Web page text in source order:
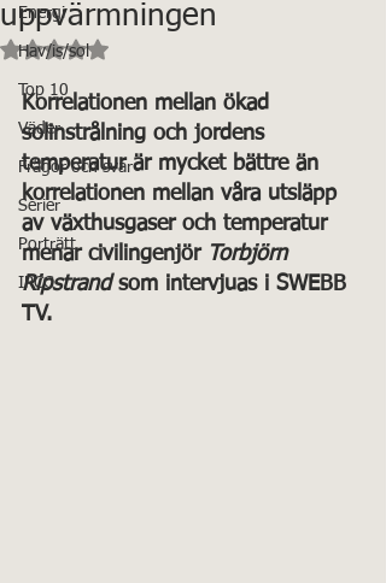
Energi
Hav/is/sol
Top 10
Väder
Frågor och svar
Serier
Porträtt
IPCC
uppvärmningen
Betygsatt till NaN av 5 stjärnor.
Korrelationen mellan ökad
solinstrålning och jordens
temperatur är mycket bättre än
korrelationen mellan våra utsläpp
av växthusgaser och temperatur
menar civilingenjör Torbjörn
Ripstrand som intervjuas i SWEBB
TV.